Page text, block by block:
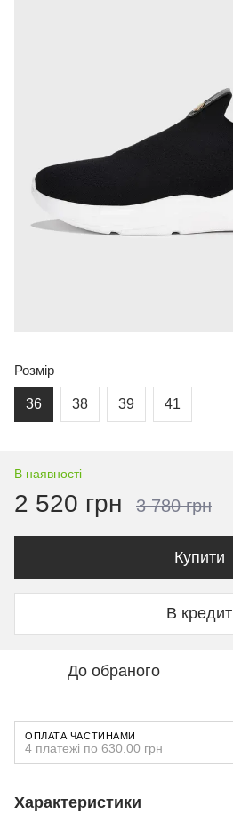
Розмір
36 38 39 41
В наявності
2 520 грн 3 780 грн
Купити
В кредит
До обраного
ОПЛАТА ЧАСТИНАМИ
4 платежі по 630.00 грн
Характеристики